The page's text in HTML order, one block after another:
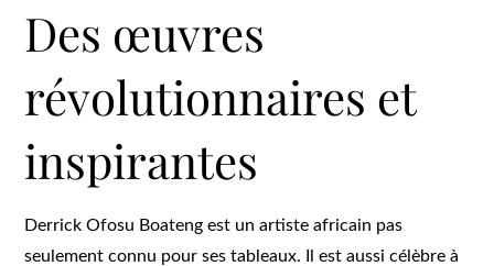
Des œuvres
révolutionnaires et
inspirantes
Derrick Ofosu Boateng est un artiste africain pas
seulement connu pour ses tableaux. Il est aussi célèbre à